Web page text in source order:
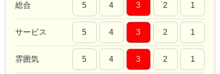
総合 5 4 3 2 1
サービス 5 4 3 2 1
雰囲気 5 4 3 2 1